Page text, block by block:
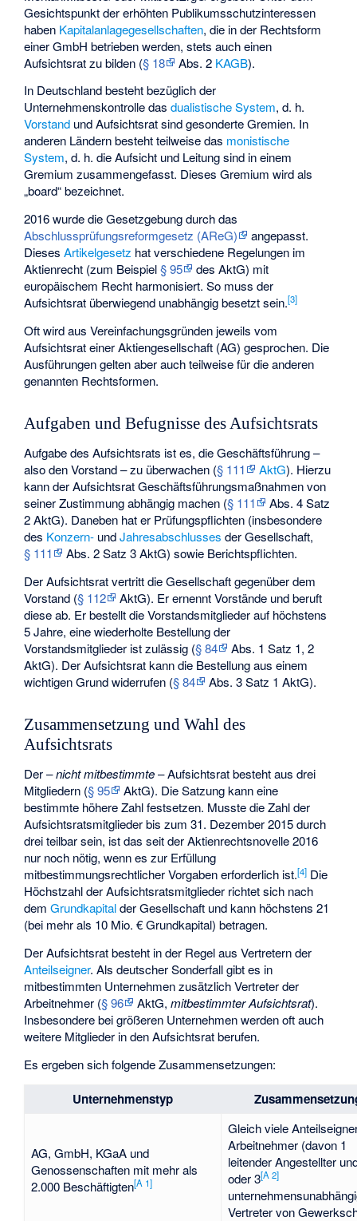
Gesichtspunkt der erhöhten Publikumsschutzinteressen
haben Kapitalanlagegesellschaften, die in der Rechtsform
einer GmbH betrieben werden, stets auch einen
Aufsichtsrat zu bilden (§ 18 Abs. 2 KAGB).
In Deutschland besteht bezüglich der
Unternehmenskontrolle dasdualistische System, d. h.
Vorstand und Aufsichtsrat sind gesonderte Gremien. In
anderen Ländern besteht teilweise das monistische
System, d. h. die Aufsicht und Leitung sind in einem
Gremium zusammengefasst. Dieses Gremium wird als
„board“ bezeichnet.
2016 wurde die Gesetzgebung durch das
Abschlussprüfungsreformgesetz (AReG)
angepasst.
DiesesArtikelgesetz hat verschiedene Regelungen im
Aktienrecht (zum Beispiel§ 95
des AktG) mit
europäischem Recht harmonisiert. So muss der
Aufsichtsrat überwiegend unabhängig besetzt sein.[3]
Oft wird aus Vereinfachungsgründen jeweils vom
Aufsichtsrat einer Aktiengesellschaft (AG) gesprochen. Die
Ausführungen gelten aber auch teilweise für die anderen
genannten Rechtsformen.
Aufgaben und Befugnisse des Aufsichtsrats
Aufgabe des Aufsichtsrats ist es, die Geschäftsführung –
also den Vorstand – zu überwachen (§ 111 AktG). Hierzu
kann der Aufsichtsrat Geschäftsführungsmaßnahmen von
seiner Zustimmung abhängig machen (§ 111
Abs. 4 Satz
2 AktG). Daneben hat er Prüfungspflichten (insbesondere
des Konzern- undJahresabschlusses der Gesellschaft,
§ 111
Abs. 2 Satz 3 AktG) sowie Berichtspflichten.
Der Aufsichtsrat vertritt die Gesellschaft gegenüber dem
Vorstand (§ 112
AktG). Er ernennt Vorstände und beruft
diese ab. Er bestellt die Vorstandsmitglieder auf höchstens
5 Jahre, eine wiederholte Bestellung der
Vorstandsmitglieder ist zulässig (§ 84
Abs. 1 Satz 1, 2
AktG). Der Aufsichtsrat kann die Bestellung aus einem
wichtigen Grund widerrufen (§ 84 Abs. 3 Satz 1 AktG).
Zusammensetzung und Wahl des
Aufsichtsrats
Der –nicht mitbestimmte– Aufsichtsrat besteht aus drei
Mitgliedern (§ 95
AktG). Die Satzung kann eine
bestimmte höhere Zahl festsetzen. Musste die Zahl der
Aufsichtsratsmitglieder bis zum 31. Dezember 2015 durch
drei teilbar sein, ist das seit der Aktienrechtsnovelle 2016
nur noch nötig, wenn es zur Erfüllung
mitbestimmungsrechtlicher Vorgaben erforderlich ist.[4] Die
Höchstzahl der Aufsichtsratsmitglieder richtet sich nach
demGrundkapitalder Gesellschaft und kann höchstens 21
(bei mehr als 10 Mio. € Grundkapital) betragen.
Der Aufsichtsrat besteht in der Regel aus Vertretern der
Anteilseigner. Als deutscher Sonderfall gibt es in
mitbestimmten Unternehmen zusätzlich Vertreter der
Arbeitnehmer (§ 96 AktG,mitbestimmter Aufsichtsrat).
Insbesondere bei größeren Unternehmen werden oft auch
weitere Mitglieder in den Aufsichtsrat berufen.
Es ergeben sich folgende Zusammensetzungen:
Unternehmenstyp
AG, GmbH, KGaA und
Genossenschaften mit mehr als
2.000 Beschäftigten[A 1]
Gleich viele
Arbeitnehmer (davon 1
leitender Angestellter
oder 3[A 2]
Vertreter von